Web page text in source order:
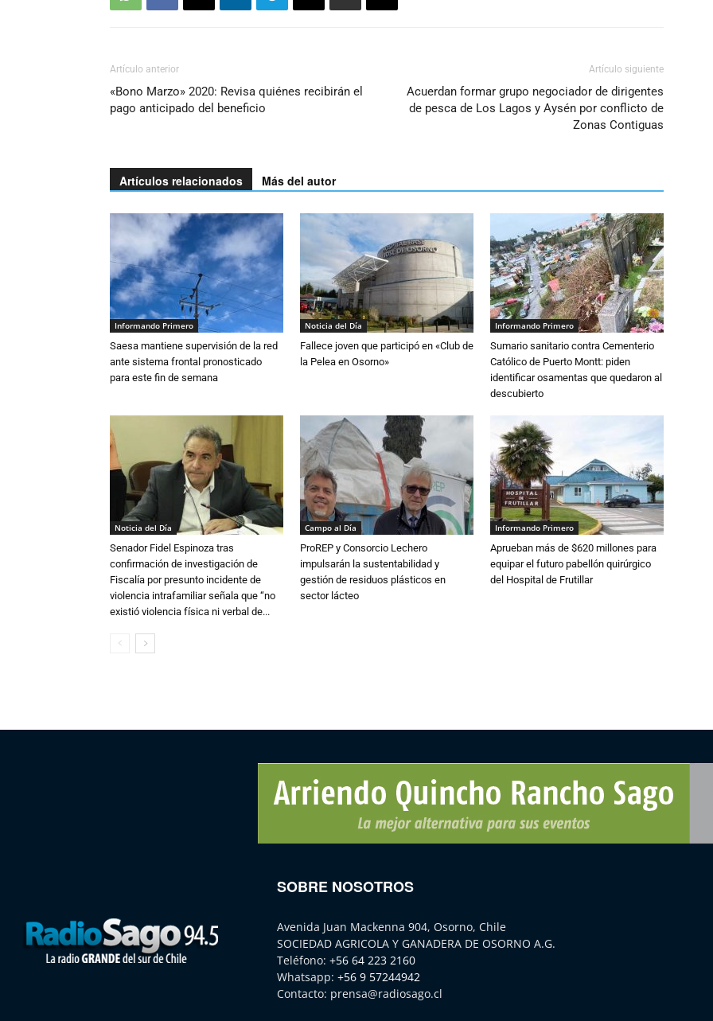
Artículo anterior
«Bono Marzo» 2020: Revisa quiénes recibirán el
pago anticipado del beneficio
Artículo siguiente
Acuerdan formar grupo negociador de dirigentes
de pesca de Los Lagos y Aysén por conflicto de
Zonas Contiguas
Artículos relacionados Más del autor
Informando Primero
Saesa mantiene supervisión de la red
ante sistema frontal pronosticado
para este fin de semana
Noticia del Día
Fallece joven que participó en «Club de
la Pelea en Osorno»
Informando Primero
Sumario sanitario contra Cementerio
Católico de Puerto Montt: piden
identificar osamentas que quedaron al
descubierto
Noticia del Día
Senador Fidel Espinoza tras
confirmación de investigación de
Fiscalía por presunto incidente de
violencia intrafamiliar señala que “no
existió violencia física ni verbal de...
Campo al Día
ProREP y Consorcio Lechero
impulsarán la sustentabilidad y
gestión de residuos plásticos en
sector lácteo
Informando Primero
Aprueban más de $620 millones para
equipar el futuro pabellón quirúrgico
del Hospital de Frutillar
SOBRE NOSOTROS
Avenida Juan Mackenna 904, Osorno, Chile
SOCIEDAD AGRICOLA Y GANADERA DE OSORNO A.G.
Teléfono: +56 64 223 2160
Whatsapp: +56 9 57244942
Contacto: prensa@radiosago.cl